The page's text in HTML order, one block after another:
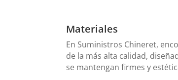
Materiales
En Suministros Chineret,
de la más alta calidad,
se mantengan firmes y